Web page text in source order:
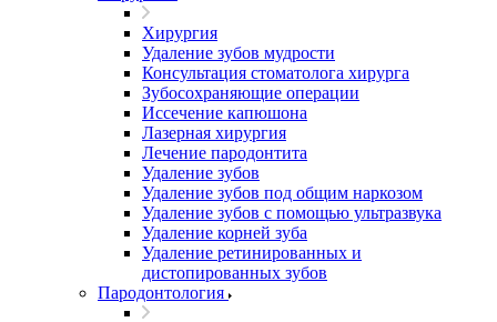
Хирургия
Удаление зубов мудрости
Консультация стоматолога хирурга
Зубосохраняющие операции
Иссечение капюшона
Лазерная хирургия
Лечение пародонтита
Удаление зубов
Удаление зубов под общим наркозом
Удаление зубов с помощью ультразвука
Удаление корней зуба
Удаление ретинированных и
дистопированных зубов
Пародонтология